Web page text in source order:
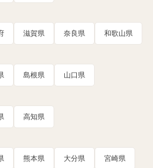
滋賀県 奈良県 和歌山県
島根県 山口県
高知県
熊本県 大分県 宮崎県